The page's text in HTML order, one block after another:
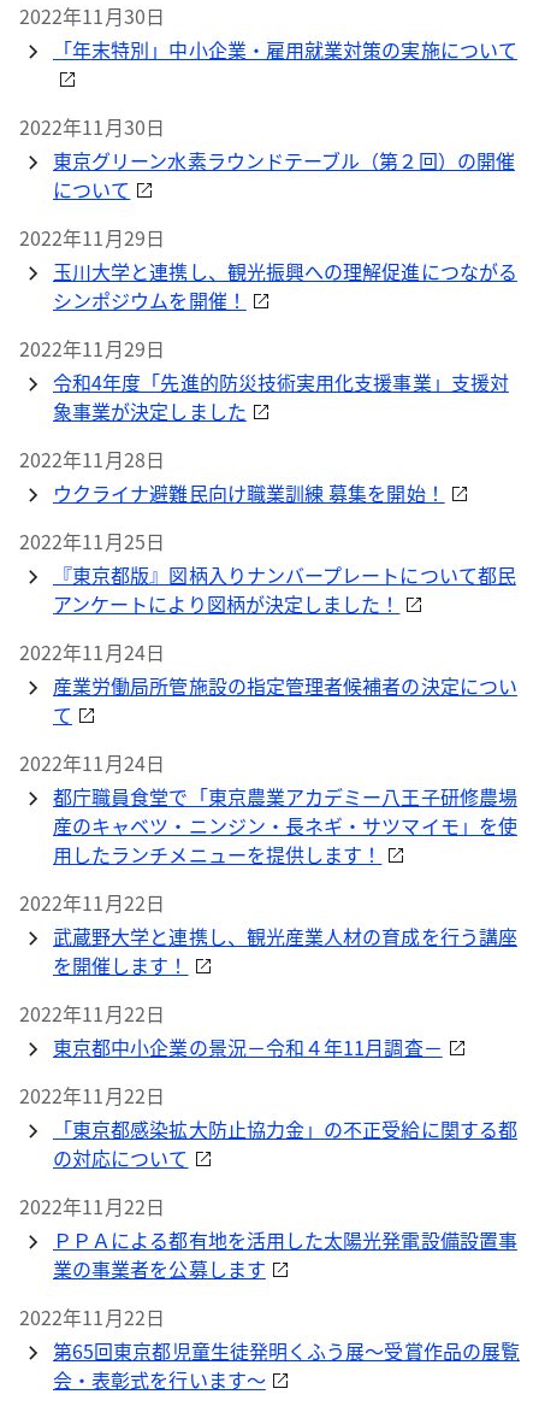
2022年11月30日
「年末特別」中小企業・雇用就業対策の実施について
2022年11月30日
東京グリーン水素ラウンドテーブル（第２回）の開催
について
2022年11月29日
玉川大学と連携し、観光振興への理解促進につながる
シンポジウムを開催！
2022年11月29日
令和4年度「先進的防災技術実用化支援事業」支援対
象事業が決定しました
2022年11月28日
ウクライナ避難民向け職業訓練 募集を開始！
2022年11月25日
『東京都版』図柄入りナンバープレートについて都民
アンケートにより図柄が決定しました！
2022年11月24日
産業労働局所管施設の指定管理者候補者の決定につい
て
2022年11月24日
都庁職員食堂で「東京農業アカデミー八王子研修農場
産のキャベツ・ニンジン・長ネギ・サツマイモ」を使
用したランチメニューを提供します！
2022年11月22日
武蔵野大学と連携し、観光産業人材の育成を行う講座
を開催します！
2022年11月22日
東京都中小企業の景況－令和４年11月調査－
2022年11月22日
「東京都感染拡大防止協力金」の不正受給に関する都
の対応について
2022年11月22日
ＰＰＡによる都有地を活用した太陽光発電設備設置事
業の事業者を公募します
2022年11月22日
第65回東京都児童生徒発明くふう展～受賞作品の展覧
会・表彰式を行います～